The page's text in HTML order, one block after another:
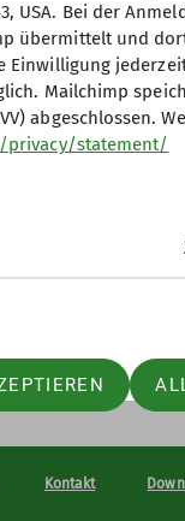
Sektion
Kontakt
USA. Bei der
übermittelt und
Einwilligung
Mailchimp
abgeschlossen.
statement/